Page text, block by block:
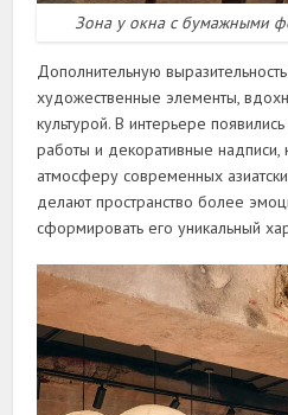
Зона у окна с бумажными
Дополнительную
художественные элементы,
культурой. В интерьере
работы и декоративные
атмосферу современных
делают пространство более
сформировать его уникальный